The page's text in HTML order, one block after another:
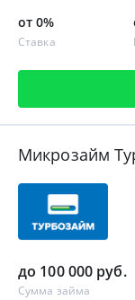
от 0%
Ставка
Микрозайм
до 100 000 руб.
Сумма займа